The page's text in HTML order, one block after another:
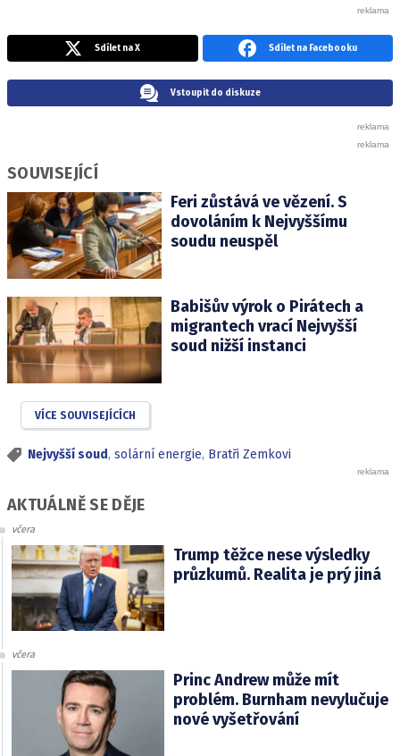
Sdílet na X Sdílet na Facebooku
Vstoupit do diskuze
SOUVISEJÍCÍ
Feri zůstává ve vězení. S
dovoláním k Nejvyššímu
soudu neuspěl
Babišův výrok o Pirátech a
migrantech vrací Nejvyšší
soud nižší instanci
VÍCE SOUVISEJÍCÍCH
Nejvyšší soud, solární energie, Bratři Zemkovi
AKTUÁLNĚ SE DĚJE
včera
Trump těžce nese výsledky
průzkumů. Realita je prý jiná
včera
Princ Andrew může mít
problém. Burnham nevylučuje
nové vyšetřování